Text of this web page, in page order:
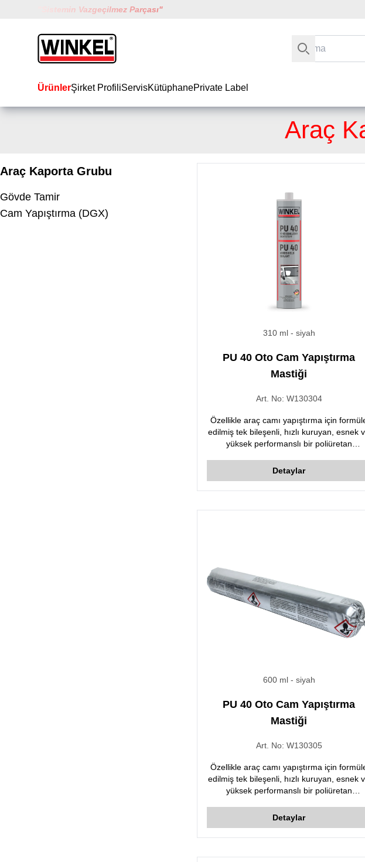
Sistemin Vazgeçilmez Parçası"
Winkel
Arama
ÜrünlerŞirket ProfiliServisKütüphanePrivate Label
Araç
Araç Kaporta Grubu
Gövde Tamir
Cam Yapıştırma (DGX)
310 ml - siyah
PU 40 Oto Cam Yapıştırma
Mastiği
Art. No: W130304
Özellikle araç camı yapıştırma için
edilmiş tek bileşenli, hızlı kuruyan, esnek
yüksek performanslı bir poliüretan
Detaylar
600 ml - siyah
PU 40 Oto Cam Yapıştırma
Mastiği
Art. No: W130305
Özellikle araç camı yapıştırma için
edilmiş tek bileşenli, hızlı kuruyan, esnek
yüksek performanslı bir poliüretan
Detaylar